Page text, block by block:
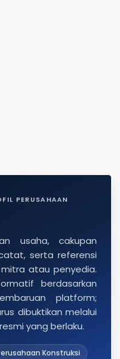
PERUSAHAAN
usaha, cakupan
serta referensi
atau penyedia.
berdasarkan
platform;
dibuktikan melalui
yang berlaku.
Konstruksi